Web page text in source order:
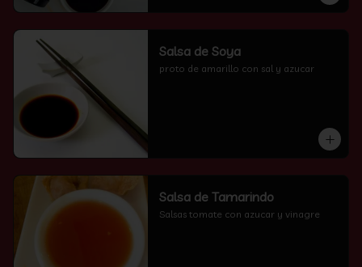
Salsa de Soya
proto de amarillo con sal y azucar
Salsa de Tamarindo
Salsas tomate con azucar y vinagre